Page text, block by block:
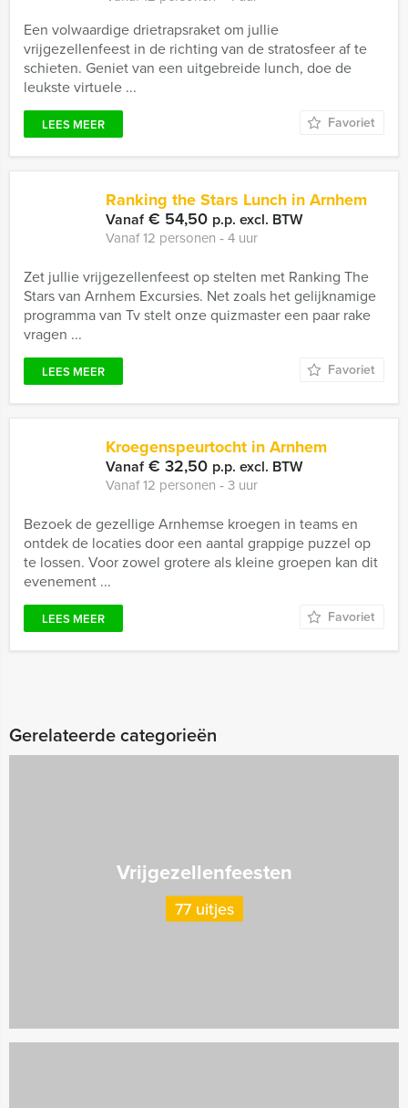
Een volwaardige drietrapsraket om jullie
vrijgezellenfeest in de richting van de stratosfeer af te
schieten. Geniet van een uitgebreide lunch, doe de
leukste virtuele ...
LEES MEER Favoriet
Ranking the Stars Lunch in Arnhem
Vanaf€ 54,50 p.p. excl. BTW
Vanaf 12 personen ‐ 4 uur
Zet jullie vrijgezellenfeest op stelten met Ranking The
Stars van Arnhem Excursies. Net zoals het gelijknamige
programma van Tv stelt onze quizmaster een paar rake
vragen ...
LEES MEER Favoriet
Kroegenspeurtocht in Arnhem
Vanaf€ 32,50 p.p. excl. BTW
Vanaf 12 personen ‐ 3 uur
Bezoek de gezellige Arnhemse kroegen in teams en
ontdek de locaties door een aantal grappige puzzel op
te lossen. Voor zowel grotere als kleine groepen kan dit
evenement ...
LEES MEER Favoriet
Gerelateerde categorieën
Vrijgezellenfeesten
77 uitjes